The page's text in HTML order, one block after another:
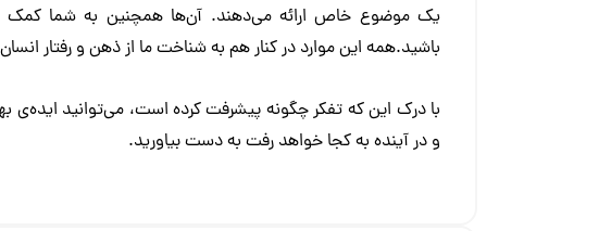
یک موضوع خاص ارائه می‌دهند. آن‌ها همچنین به شما کمک
باشید.همه این موارد در کنار هم به شناخت ما از ذهن و رفتار
با درک این که تفکر چگونه پیشرفت کرده است، می‌توانید ایده‌ی
و در آینده به کجا خواهد رفت به دست بیاورید.